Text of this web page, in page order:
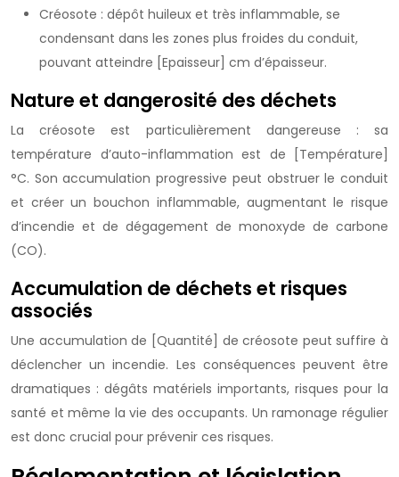
Créosote : dépôt huileux et très inflammable, se
condensant dans les zones plus froides du conduit,
pouvant atteindre [Epaisseur] cm d’épaisseur.
Nature et dangerosité des déchets
La créosote est particulièrement dangereuse : sa
température d’auto-inflammation est de [Température]
°C. Son accumulation progressive peut obstruer le conduit
et créer un bouchon inflammable, augmentant le risque
d’incendie et de dégagement de monoxyde de carbone
(CO).
Accumulation de déchets et risques
associés
Une accumulation de [Quantité] de créosote peut suffire à
déclencher un incendie. Les conséquences peuvent être
dramatiques : dégâts matériels importants, risques pour la
santé et même la vie des occupants. Un ramonage régulier
est donc crucial pour prévenir ces risques.